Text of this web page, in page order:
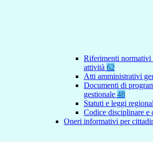
Riferimenti normativi
attività 62
Atti amministrativi
Documenti di
gestionale 48
Statuti e leggi
Codice disciplinare e
Oneri informativi per